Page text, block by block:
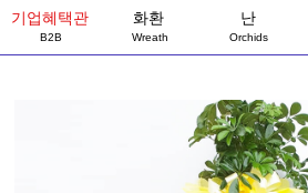
기업혜택관
B2B
화환
Wreath
난
Orchids